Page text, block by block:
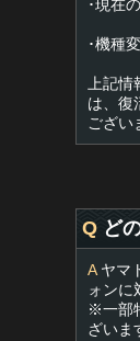
･現在
･機種
上記
は、復
ござい
Q ど
Aヤマ
ォンに
※一部
ざいま